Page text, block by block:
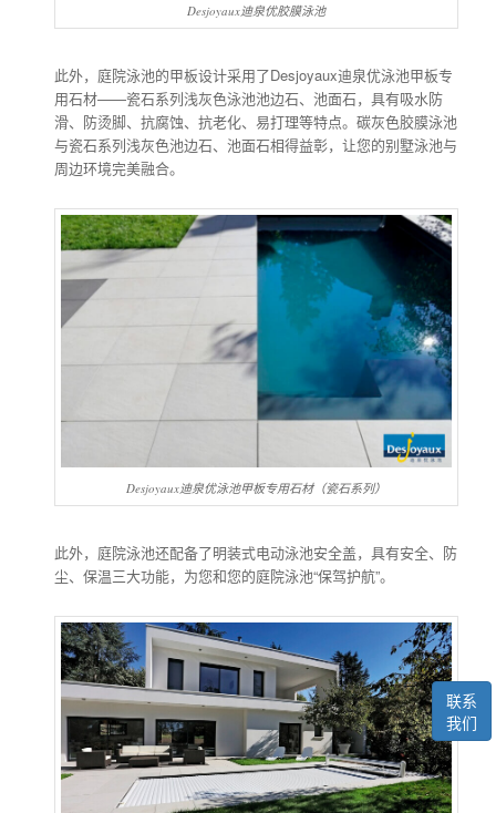
联系
我们
Desjoyaux迪泉优胶膜泳池
此外，庭院泳池的甲板设计采用了Desjoyaux迪泉优泳池甲板专
用石材——瓷石系列浅灰色泳池池边石、池面石，具有吸水防
滑、防烫脚、抗腐蚀、抗老化、易打理等特点。碳灰色胶膜泳池
与瓷石系列浅灰色池边石、池面石相得益彰，让您的别墅泳池与
周边环境完美融合。
Desjoyaux迪泉优泳池甲板专用石材（瓷石系列）
此外，庭院泳池还配备了明装式电动泳池安全盖，具有安全、防
尘、保温三大功能，为您和您的庭院泳池“保驾护航”。